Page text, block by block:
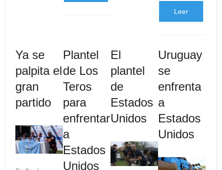
Leer
...
Ya se
palpita el
gran
partido
Plantel
de Los
Teros
para
enfrentar
a
Estados
Unidos
El
plantel
de
Estados
Unidos
Uruguay
se
enfrenta
a
Estados
Unidos